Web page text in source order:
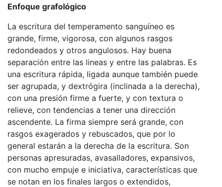
Enfoque grafológico
La escritura del temperamento sanguíneo es
grande, firme, vigorosa, con algunos rasgos
redondeados y otros angulosos. Hay buena
separación entre las lineas y entre las palabras. Es
una escritura rápida, ligada aunque también puede
ser agrupada, y dextrógira (inclinada a la derecha),
con una presión firme a fuerte, y con textura o
relieve, con tendencias a tener una dirección
ascendente. La firma siempre será grande, con
rasgos exagerados y rebuscados, que por lo
general estarán a la derecha de la escritura. Son
personas apresuradas, avasalladores, expansivos,
con mucho empuje e iniciativa, características que
se notan en los finales largos o extendidos,